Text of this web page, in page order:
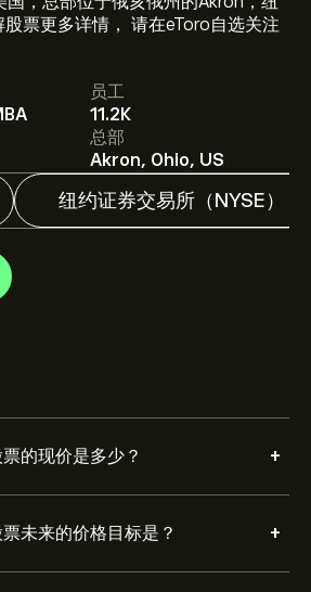
票更多详情， 请在eToro自选关注
员工
11.2K
总部
Akron, Ohio, US
纽约证券交易所（NYSE）
的现价是多少？ +
未来的价格目标是？ +
测及价格目标。
财务报告和预期增长对FirstEnergy
预测，了解未来价格走势。
为 ‎$‎27.65B 美元
去三个月对 FE 的建议，总体共识是